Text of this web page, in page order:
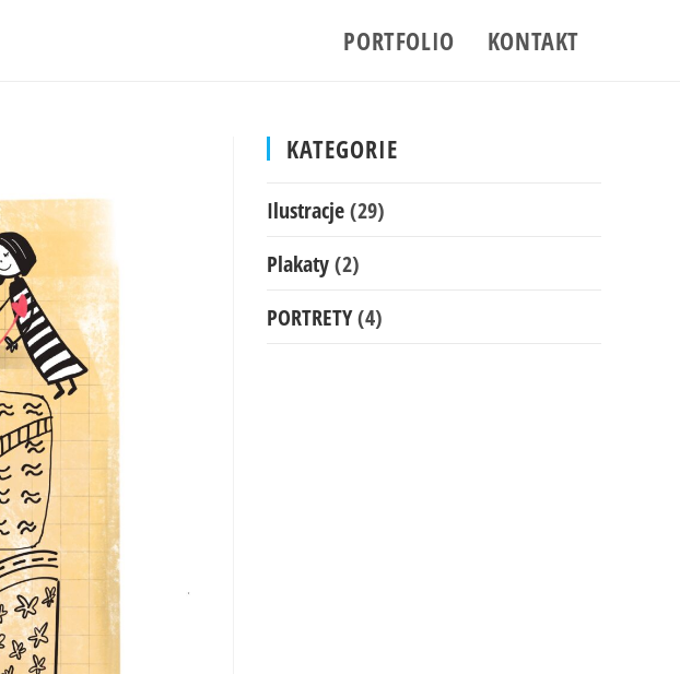
PORTFOLIO KONTAKT
KATEGORIE
Ilustracje(29)
Plakaty(2)
PORTRETY(4)